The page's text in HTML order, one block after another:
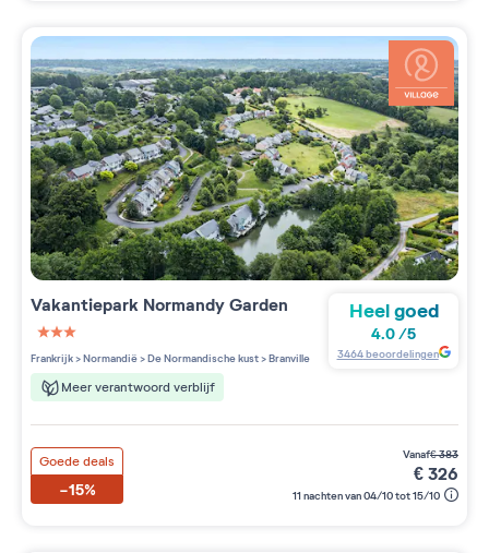
Vakantiepark Normandy Garden
3 étoiles sur 5
Frankrijk>Normandië>De Normandische kust>Branville
Meer verantwoord verblijf
Heel goed
4.0/5
3464beoordelingen
Goede deals
-15%
vanaf€383
€326
11 nachten van 04/10 tot 15/10